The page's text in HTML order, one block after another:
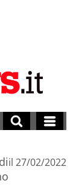
diil 27/02/2022